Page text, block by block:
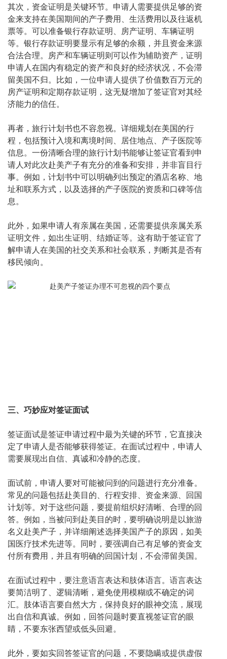
其次，资金证明是关键环节。申请人需要提供足够的资
金来支持在美国期间的产子费用、生活费用以及往返机
票等。可以准备银行存款证明、房产证明、车辆证明
等。银行存款证明要显示有足够的余额，并且资金来源
合法合理。房产和车辆证明则可以作为辅助资产，证明
申请人在国内有稳定的资产和良好的经济状况，不会滞
留美国不归。比如，一位申请人提供了价值数百万元的
房产证明和定期存款证明，这无疑增加了签证官对其经
济能力的信任。
再者，旅行计划书也不容忽视。详细规划在美国的行
程，包括预计入境和离境时间、居住地点、产子医院等
信息。一份清晰合理的旅行计划书能够让签证官看到申
请人对此次赴美产子有充分的准备和安排，并非盲目行
事。例如，计划书中可以明确列出预定的酒店名称、地
址和联系方式，以及选择的产子医院的资质和口碑等信
息。
此外，如果申请人有亲属在美国，还需要提供亲属关系
证明文件，如出生证明、结婚证等。这有助于签证官了
解申请人在美国的社交关系和社会联系，判断其是否有
移民倾向。
三、巧妙应对签证面试
签证面试是签证申请过程中最为关键的环节，它直接决
定了申请人是否能够获得签证。在面试过程中，申请人
需要展现出自信、真诚和冷静的态度。
面试前，申请人要对可能被问到的问题进行充分准备。
常见的问题包括赴美目的、行程安排、资金来源、回国
计划等。对于这些问题，要提前组织好清晰、合理的回
答。例如，当被问到赴美目的时，要明确说明是以旅游
名义赴美产子，并详细阐述选择美国产子的原因，如美
国医疗技术先进等。同时，要强调自己有足够的资金支
付所有费用，并且有明确的回国计划，不会滞留美国。
在面试过程中，要注意语言表达和肢体语言。语言表达
要简洁明了、逻辑清晰，避免使用模糊或不确定的词
汇。肢体语言要自然大方，保持良好的眼神交流，展现
出自信和真诚。例如，回答问题时要直视签证官的眼
睛，不要东张西望或低头回避。
此外，要如实回答签证官的问题，不要隐瞒或提供虚假